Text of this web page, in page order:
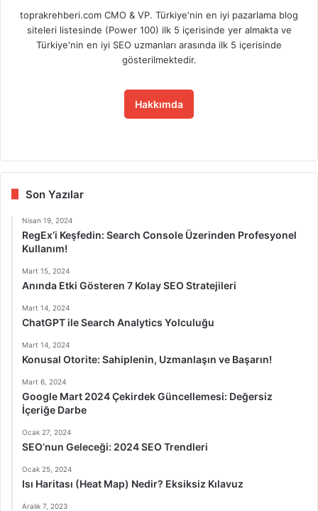
toprakrehberi.com CMO & VP. Türkiye'nin en iyi pazarlama blog
siteleri listesinde (Power 100) ilk 5 içerisinde yer almakta ve
Türkiye'nin en iyi SEO uzmanları arasında ilk 5 içerisinde
gösterilmektedir.
Hakkımda
bo
dIn ub ra
Son Yazılar
Nisan 19, 2024
RegEx’i Keşfedin: Search Console Üzerinden Profesyonel
Kullanım!
Mart 15, 2024
Anında Etki Gösteren 7 Kolay SEO Stratejileri
Mart 14, 2024
ChatGPT ile Search Analytics Yolculuğu
Mart 14, 2024
Konusal Otorite: Sahiplenin, Uzmanlaşın ve Başarın!
Mart 6, 2024
Google Mart 2024 Çekirdek Güncellemesi: Değersiz
İçeriğe Darbe
Ocak 27, 2024
SEO’nun Geleceği: 2024 SEO Trendleri
Ocak 25, 2024
Isı Haritası (Heat Map) Nedir? Eksiksiz Kılavuz
Aralık 7, 2023